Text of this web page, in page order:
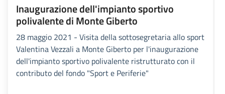
Inaugurazione dell'impianto sportivo
polivalente di Monte Giberto
28 maggio 2021 - Visita della sottosegretaria allo sport
Valentina Vezzali a Monte Giberto per l'inaugurazione
dell'impianto sportivo polivalente ristrutturato con il
contributo del fondo "Sport e Periferie"